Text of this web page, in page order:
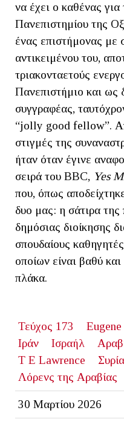
να έχει ο καθένας
Πανεπιστημίου της
ένας επιστήμονας με
αντικειμένου του,
τριακονταετούς
Πανεπιστήμιο και
συγγραφέας,
“jolly good fellow”.
στιγμές της
ήταν όταν έγινε
σειρά του BBC, Yes
που, όπως
δυο μας: η σάτιρα της
δημόσιας διοίκησης
σπουδαίους
οποίων είναι βαθύ
πλάκα.
Τεύχος 173
Ιράν
Ισραήλ
T E Lawrence
Συρία
Λόρενς της Αραβίας
30 Μαρτίου 2026